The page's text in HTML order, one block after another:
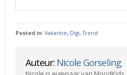
Posted in: Vakantie, Digi,Trend
Auteur: Nicole Gorseling